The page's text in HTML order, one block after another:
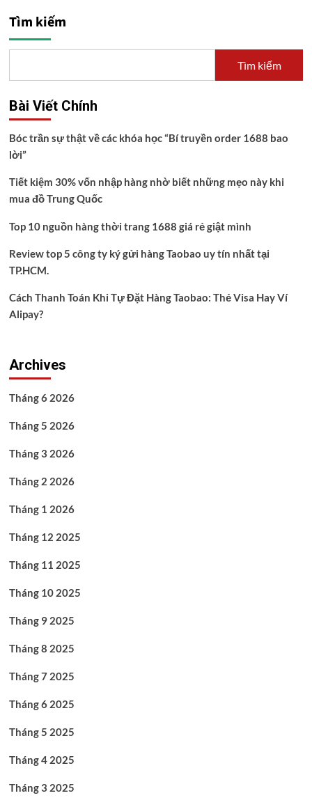
Tìm kiếm
Tìm kiếm
Bài Viết Chính
Bóc trần sự thật về các khóa học “Bí truyền order 1688 bao
lời”
Tiết kiệm 30% vốn nhập hàng nhờ biết những mẹo này khi
mua đồ Trung Quốc
Top 10 nguồn hàng thời trang 1688 giá rẻ giật mình
Review top 5 công ty ký gửi hàng Taobao uy tín nhất tại
TP.HCM.
Cách Thanh Toán Khi Tự Đặt Hàng Taobao: Thẻ Visa Hay Ví
Alipay?
Archives
Tháng 6 2026
Tháng 5 2026
Tháng 3 2026
Tháng 2 2026
Tháng 1 2026
Tháng 12 2025
Tháng 11 2025
Tháng 10 2025
Tháng 9 2025
Tháng 8 2025
Tháng 7 2025
Tháng 6 2025
Tháng 5 2025
Tháng 4 2025
Tháng 3 2025